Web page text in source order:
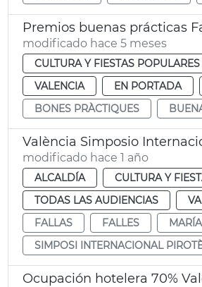
Premios buenas prácticas
modificado hace 5 meses
CULTURA Y FIESTAS POPULARES
VALENCIA
EN PORTADA
BONES PRÀCTIQUES
València Simposio
modificado hace 1 año
ALCALDÍA CULTURA Y
TODAS LAS AUDIENCIAS
FALLAS
FALLES
SIMPOSI INTERNACIONAL
Ocupación hotelera 70%